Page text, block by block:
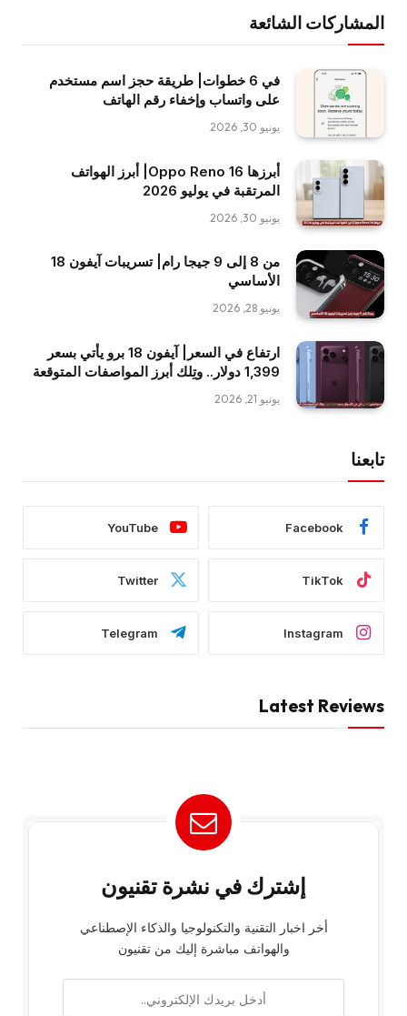
المشاركات الشائعة
في 6 خطوات| طريقة حجز اسم مستخدم
على واتساب وإخفاء رقم الهاتف
يونيو 30, 2026
أبرزها Oppo Reno 16| أبرز الهواتف
المرتقبة في يوليو 2026
يونيو 30, 2026
من 8 إلى 9 جيجا رام| تسريبات آيفون 18
الأساسي
يونيو 28, 2026
ارتفاع في السعر| آيفون 18 برو يأتي بسعر
1,399 دولار.. وتِلك أبرز المواصفات المتوقعة
يونيو 21, 2026
تابعنا
Facebook
YouTube
TikTok
Twitter
Instagram
Telegram
Latest Reviews
إشترك في نشرة تقنيون
أخر اخبار التقنية والتكنولوجيا والذكاء الإصطناعي
والهواتف مباشرة إليك من تقنيون